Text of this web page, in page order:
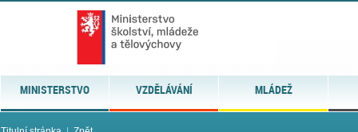
MINISTERSTVO VZDĚLÁVÁNÍ MLÁDEŽ